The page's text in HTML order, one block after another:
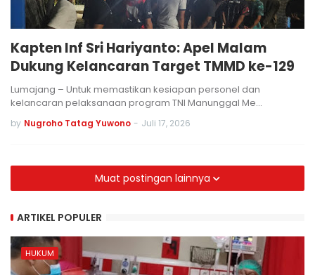
Kapten Inf Sri Hariyanto: Apel Malam
Dukung Kelancaran Target TMMD ke-129
Lumajang – Untuk memastikan kesiapan personel dan
kelancaran pelaksanaan program TNI Manunggal Me…
by Nugroho Tatag Yuwono - Juli 17, 2026
Muat postingan lainnya
ARTIKEL POPULER
HUKUM